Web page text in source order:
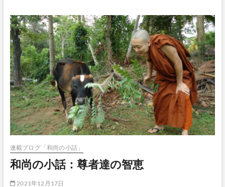
(木)：
「三
十
日
月
忌
供
養」
の
日
連載ブログ「和尚の小話」
和尚の小話：尊者達の智恵
2021年12月17日